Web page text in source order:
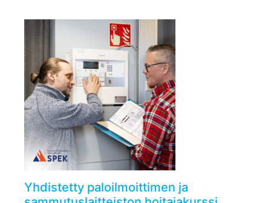
Yhdistetty paloilmoittimen ja